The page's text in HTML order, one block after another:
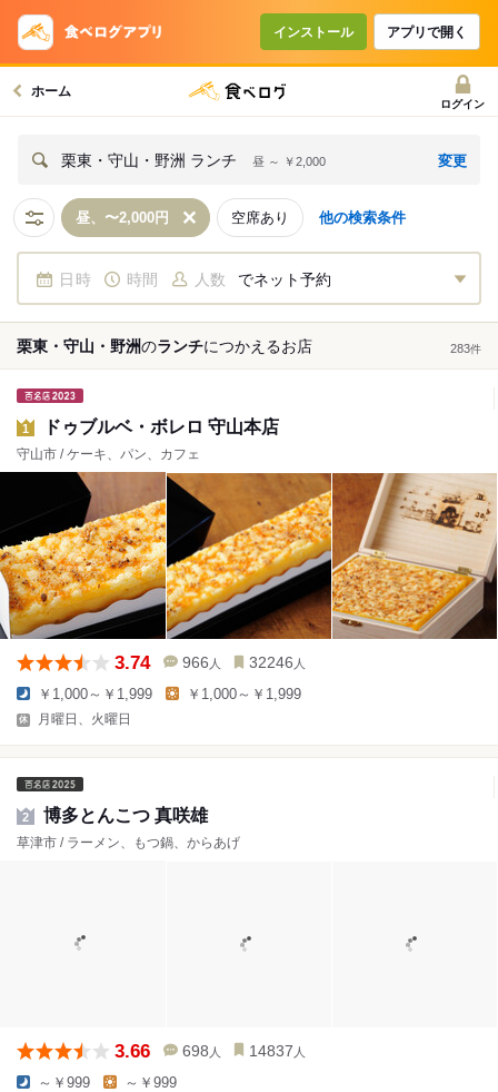
インストール アプリで開く
ホーム
ログイン
栗東・守山・野洲 ランチ 昼 ～ ￥2,000 変更
昼、〜2,000円 空席あり 他の検索条件
日時 時間 人数 でネット予約
栗東・守山・野洲のランチにつかえるお店 283件
1 ドゥブルベ・ボレロ 守山本店
守山市 / ケーキ、パン、カフェ
3.74 966 人 32246 人
￥1,000～￥1,999 ￥1,000～￥1,999
月曜日、火曜日
2 博多とんこつ 真咲雄
草津市 / ラーメン、もつ鍋、からあげ
3.66 698 人 14837 人
～￥999 ～￥999